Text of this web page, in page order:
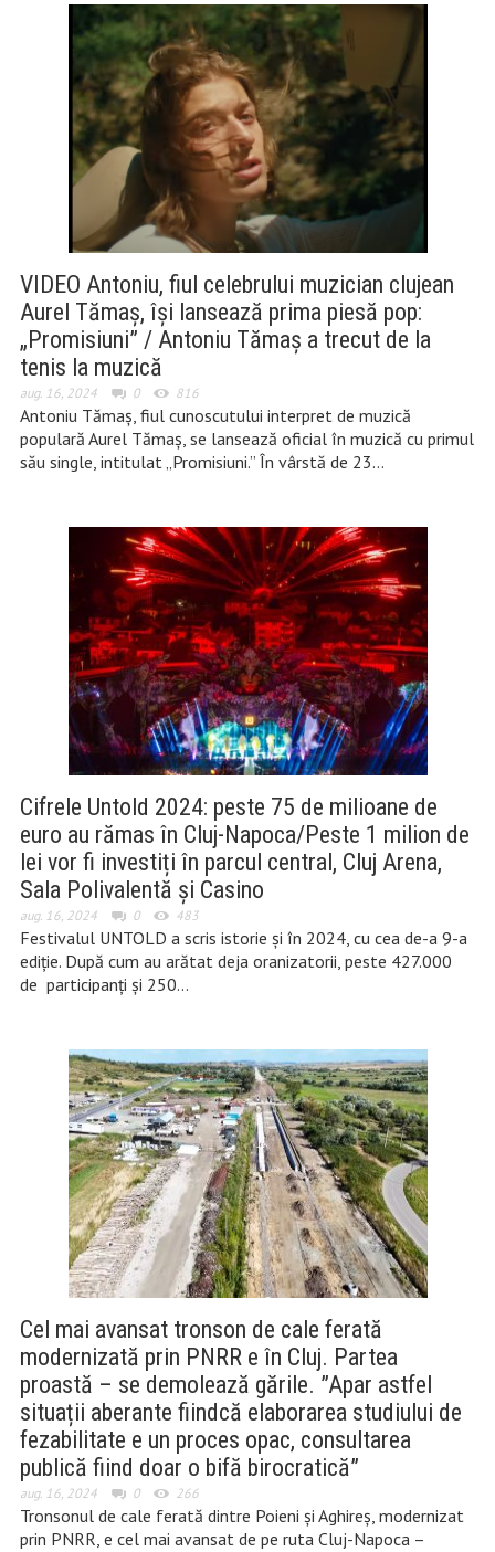
VIDEO Antoniu, fiul celebrului muzician clujean
Aurel Tămaș, își lansează prima piesă pop:
„Promisiuni” / Antoniu Tămaș a trecut de la
tenis la muzică
aug. 16, 2024 0 816
Antoniu Tămaș, fiul cunoscutului interpret de muzică
populară Aurel Tămaș, se lansează oficial în muzică cu primul
său single, intitulat „Promisiuni.” În vârstă de 23…
Cifrele Untold 2024: peste 75 de milioane de
euro au rămas în Cluj-Napoca/Peste 1 milion de
lei vor fi investiți în parcul central, Cluj Arena,
Sala Polivalentă și Casino
aug. 16, 2024 0 483
Festivalul UNTOLD a scris istorie și în 2024, cu cea de-a 9-a
ediție. După cum au arătat deja oranizatorii, peste 427.000
de participanți și 250…
Cel mai avansat tronson de cale ferată
modernizată prin PNRR e în Cluj. Partea
proastă – se demolează gările. ”Apar astfel
situații aberante fiindcă elaborarea studiului de
fezabilitate e un proces opac, consultarea
publică fiind doar o bifă birocratică”
aug. 16, 2024 0 266
Tronsonul de cale ferată dintre Poieni și Aghireș, modernizat
prin PNRR, e cel mai avansat de pe ruta Cluj-Napoca –